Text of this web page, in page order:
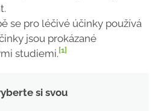
se pro léčivé účinky používá
jsou prokázané
studiemi. [1]
si svou